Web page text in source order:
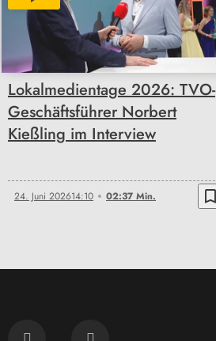
02:37
Lokalmedientage 2026: TVO-
Geschäftsführer Norbert
Kießling im Interview
24. Juni 202614:10 02:37 Min. bookmark_border